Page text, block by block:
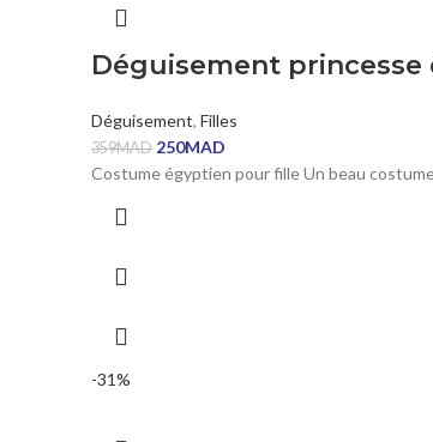
Déguisement princesse
Déguisement, Filles
359MAD 250MAD
Costume égyptien pour fille Un beau
-31%